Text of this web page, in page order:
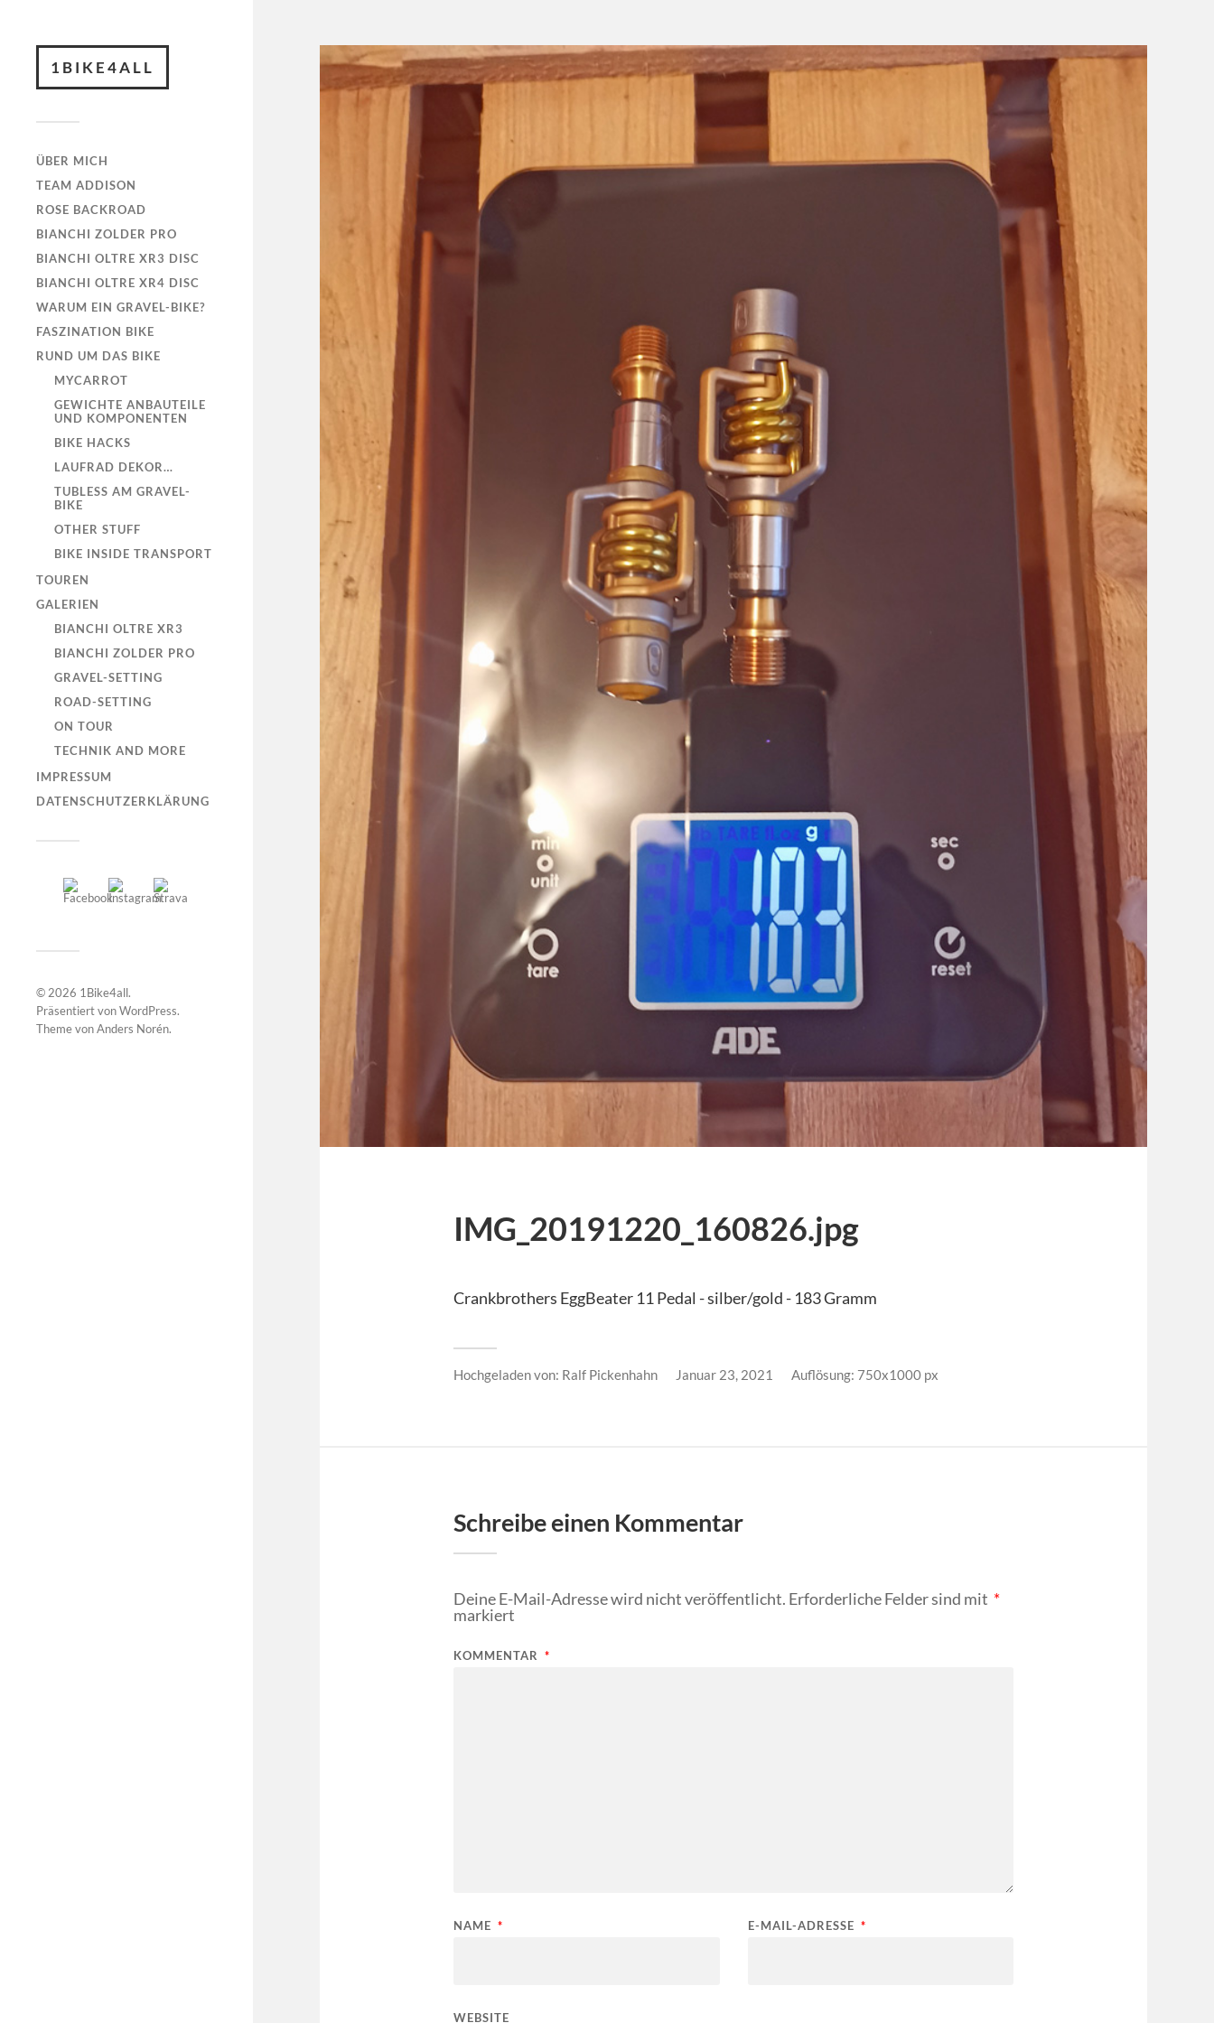
1BIKE4ALL
ÜBER MICH
TEAM ADDISON
ROSE BACKROAD
BIANCHI ZOLDER PRO
BIANCHI OLTRE XR3 DISC
BIANCHI OLTRE XR4 DISC
WARUM EIN GRAVEL-BIKE?
FASZINATION BIKE
RUND UM DAS BIKE
MYCARROT
GEWICHTE ANBAUTEILE
UND KOMPONENTEN
BIKE HACKS
LAUFRAD DEKOR…
TUBLESS AM GRAVEL-
BIKE
OTHER STUFF
BIKE INSIDE TRANSPORT
TOUREN
GALERIEN
BIANCHI OLTRE XR3
BIANCHI ZOLDER PRO
GRAVEL-SETTING
ROAD-SETTING
ON TOUR
TECHNIK AND MORE
IMPRESSUM
DATENSCHUTZERKLÄRUNG
© 2026 1Bike4all.
Präsentiert vonWordPress.
Theme vonAnders Norén.
IMG_20191220_160826.jpg
Crankbrothers EggBeater 11 Pedal - silber/gold - 183 Gramm
Hochgeladen von: Ralf Pickenhahn Januar 23, 2021 Auflösung: 750x1000 px
Schreibe einen Kommentar
Deine E-Mail-Adresse wird nicht veröffentlicht. Erforderliche Felder sind mit *
markiert
KOMMENTAR *
NAME * E-MAIL-ADRESSE *
WEBSITE